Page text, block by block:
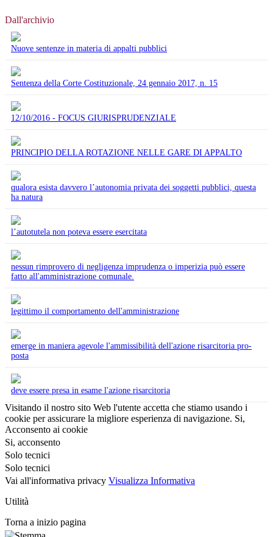
Dall'archivio
Nuove sentenze in materia di appalti pubblici
Sentenza della Corte Costituzionale, 24 gennaio 2017, n. 15
12/10/2016 - FOCUS GIURISPRUDENZIALE
PRINCIPIO DELLA ROTAZIONE NELLE GARE DI APPALTO
qualora esista davvero l’autonomia privata dei soggetti pubblici, questa
ha natura
l’autotutela non poteva essere esercitata
nessun rimprovero di negligenza imprudenza o imperizia può essere
fatto all'amministrazione comunale.
legittimo il comportamento dell'amministrazione
emerge in maniera agevole l'ammissibilità dell'azione risarcitoria pro-
posta
deve essere presa in esame l'azione risarcitoria
Visitando il nostro sito Web l'utente accetta che stiamo usando i
cookie per assicurare la migliore esperienza di navigazione. Si,
Acconsento ai cookie
Si, acconsento
Solo tecnici
Solo tecnici
Vai all'informativa privacy Visualizza Informativa
Utilità
Torna a inizio pagina